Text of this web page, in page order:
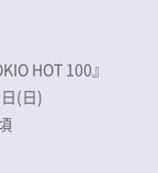
HOT 100』
(日)